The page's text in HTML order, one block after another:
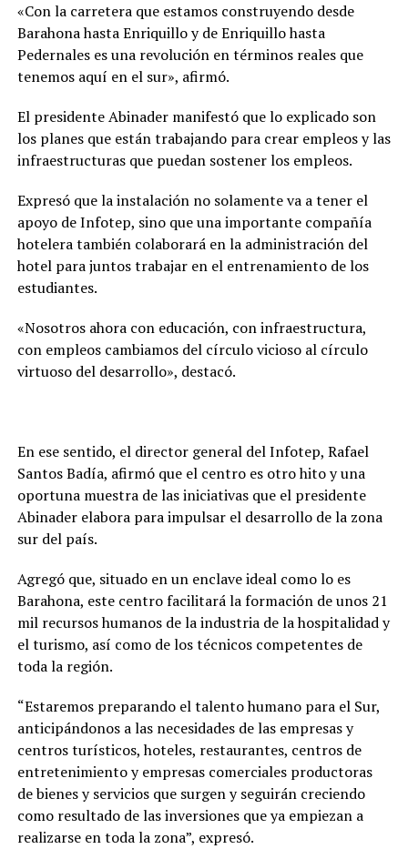
«Con la carretera que estamos construyendo desde
Barahona hasta Enriquillo y de Enriquillo hasta
Pedernales es una revolución en términos reales que
tenemos aquí en el sur», afirmó.
El presidente Abinader manifestó que lo explicado son
los planes que están trabajando para crear empleos y las
infraestructuras que puedan sostener los empleos.
Expresó que la instalación no solamente va a tener el
apoyo de Infotep, sino que una importante compañía
hotelera también colaborará en la administración del
hotel para juntos trabajar en el entrenamiento de los
estudiantes.
«Nosotros ahora con educación, con infraestructura,
con empleos cambiamos del círculo vicioso al círculo
virtuoso del desarrollo», destacó.
En ese sentido, el director general del Infotep, Rafael
Santos Badía, afirmó que el centro es otro hito y una
oportuna muestra de las iniciativas que el presidente
Abinader elabora para impulsar el desarrollo de la zona
sur del país.
Agregó que, situado en un enclave ideal como lo es
Barahona, este centro facilitará la formación de unos 21
mil recursos humanos de la industria de la hospitalidad y
el turismo, así como de los técnicos competentes de
toda la región.
“Estaremos preparando el talento humano para el Sur,
anticipándonos a las necesidades de las empresas y
centros turísticos, hoteles, restaurantes, centros de
entretenimiento y empresas comerciales productoras
de bienes y servicios que surgen y seguirán creciendo
como resultado de las inversiones que ya empiezan a
realizarse en toda la zona”, expresó.